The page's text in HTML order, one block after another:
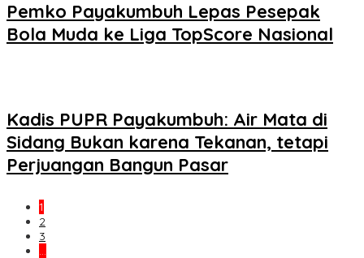
Pemko Payakumbuh Lepas Pesepak
Bola Muda ke Liga TopScore Nasional
Kadis PUPR Payakumbuh: Air Mata di
Sidang Bukan karena Tekanan, tetapi
Perjuangan Bangun Pasar
1
2
3
…